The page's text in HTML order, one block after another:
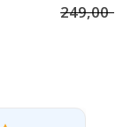
249,00